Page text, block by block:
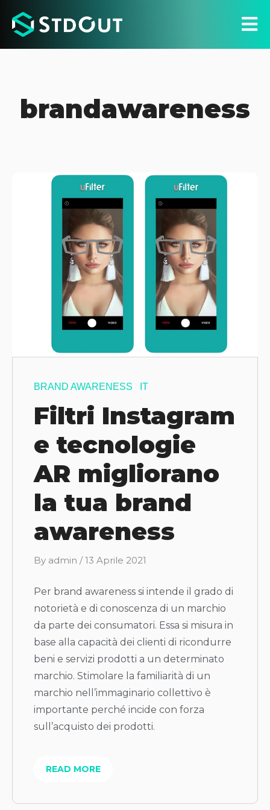
brandawareness
BRAND AWARENESS IT
Filtri Instagram
e tecnologie
AR migliorano
la tua brand
awareness
B
By admin /13 Aprile 2021
Per brand awareness si intende il grado di
notorietà e di conoscenza di un marchio
da parte dei consumatori. Essa si misura in
base alla capacità dei clienti di ricondurre
beni e servizi prodotti a un determinato
marchio. Stimolare la familiarità di un
marchio nell’immaginario collettivo è
importante perché incide con forza
sull’acquisto dei prodotti.
READ MORE